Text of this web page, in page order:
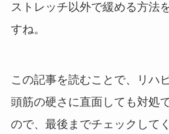
ストレッチ以外で緩める方法
すね。
この記事を読むことで、リハ
頭筋の硬さに直面しても対処
ので、最後までチェックして